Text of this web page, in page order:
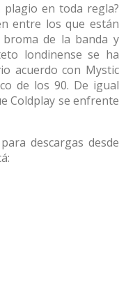
plagio en toda regla?
entre los que están
de la banda y
londinense se ha
acuerdo con Mystic
de los 90. De igual
Coldplay se enfrente
descargas desde